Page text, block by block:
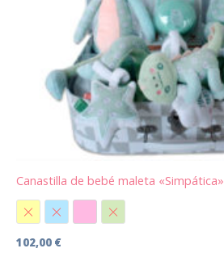
Canastilla de bebé maleta «Simpática»
Amarillo
Azul RosaVerde
102,00 €
Las
opciones
se
pueden
elegir
en
la
página
producto